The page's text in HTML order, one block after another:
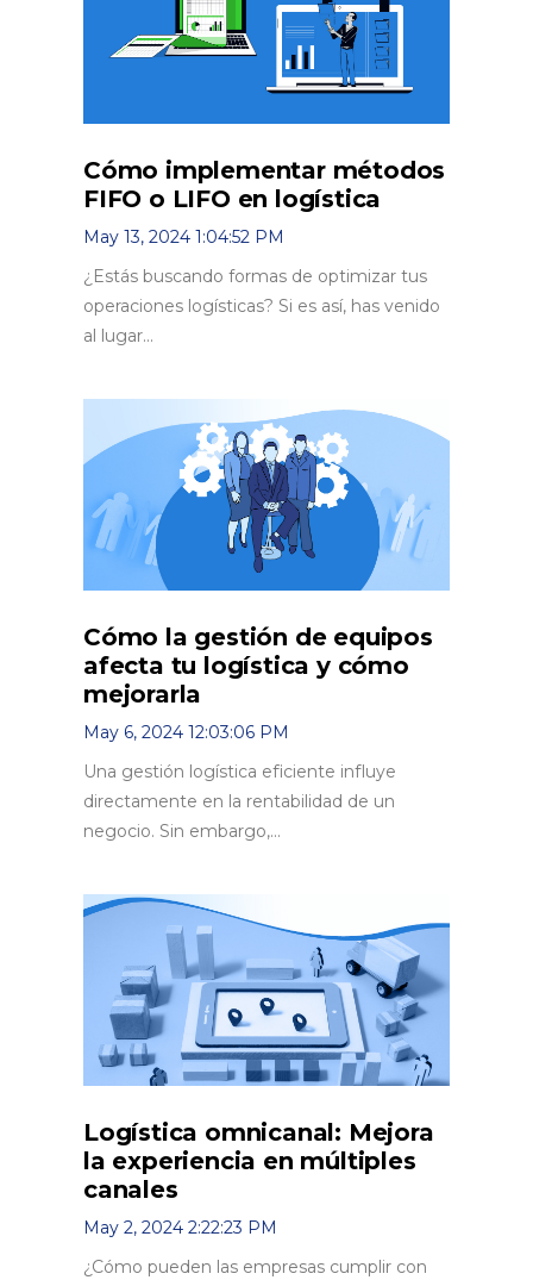
Cómo implementar métodos
FIFO o LIFO en logística
May 13, 2024 1:04:52 PM
¿Estás buscando formas de optimizar tus
operaciones logísticas? Si es así, has venido
al lugar...
Cómo la gestión de equipos
afecta tu logística y cómo
mejorarla
May 6, 2024 12:03:06 PM
Una gestión logística eficiente influye
directamente en la rentabilidad de un
negocio. Sin embargo,...
Logística omnicanal: Mejora
la experiencia en múltiples
canales
May 2, 2024 2:22:23 PM
¿Cómo pueden las empresas cumplir con